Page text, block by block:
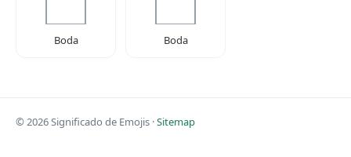
Boda Boda
© 2026 Significado de Emojis ·Sitemap